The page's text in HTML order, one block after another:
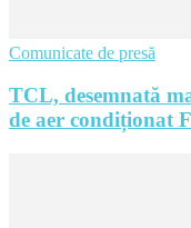
Comunicate de presă
TCL, desemnată
de aer condiționat